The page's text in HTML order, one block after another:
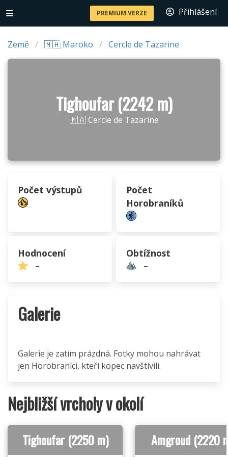
PREMIUM VERZE Přihlášení
Země 🇲🇦 Maroko Cercle de Tazarine
Tighoufar (2242 m)
🇲🇦 Cercle de Tazarine
Počet výstupů
Počet
Horobraníků
Hodnocení
–
Obtížnost
–
Galerie
Galerie je zatím prázdná. Fotky mohou nahrávat
jen Horobraníci, kteří kopec navštívili.
Nejbližší vrcholy v okolí
Tighoufar (2250 m) Amgroud (2220